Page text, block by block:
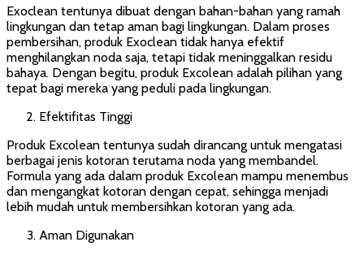
Exoclean tentunya dibuat dengan bahan-bahan yang ramah
lingkungan dan tetap aman bagi lingkungan. Dalam proses
pembersihan, produk Exoclean tidak hanya efektif
menghilangkan noda saja, tetapi tidak meninggalkan residu
bahaya. Dengan begitu, produk Excolean adalah pilihan yang
tepat bagi mereka yang peduli pada lingkungan.
Efektifitas Tinggi
Produk Excolean tentunya sudah dirancang untuk mengatasi
berbagai jenis kotoran terutama noda yang membandel.
Formula yang ada dalam produk Excolean mampu menembus
dan mengangkat kotoran dengan cepat, sehingga menjadi
lebih mudah untuk membersihkan kotoran yang ada.
Aman Digunakan